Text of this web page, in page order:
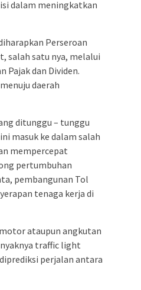
dalam meningkatkan
Perseroan
salah satu nya, melalui
Pajak dan Dividen.
daerah
ditunggu – tunggu
masuk ke dalam salah
mempercepat
pertumbuhan
pembangunan Tol
tenaga kerja di
ataupun angkutan
traffic light
perjalan antara